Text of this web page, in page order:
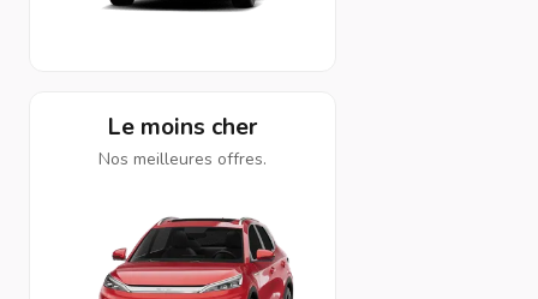
Le moins cher
Nos meilleures offres.